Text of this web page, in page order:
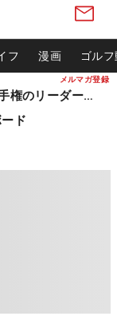
メルマガ登録
フ 漫画 ゴル
松山英樹ら出場 ウィンダム選手権のリーダーボード
ド